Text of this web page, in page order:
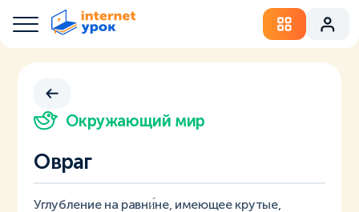
Окружающий мир
Овраг
Углубление на равни́не, имеющее крутые,